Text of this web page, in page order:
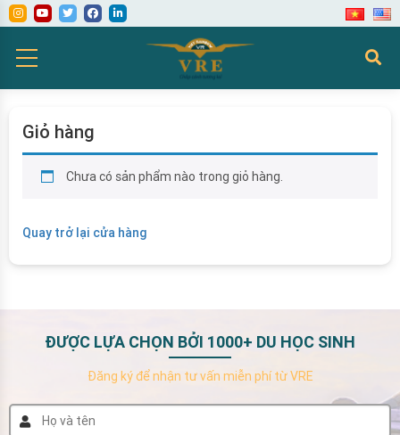
Giỏ hàng
Chưa có sản phẩm nào trong giỏ hàng.
Quay trở lại cửa hàng
ĐƯỢC LỰA CHỌN BỞI 1000+ DU HỌC SINH
Đăng ký để nhận tư vấn miễn phí từ VRE